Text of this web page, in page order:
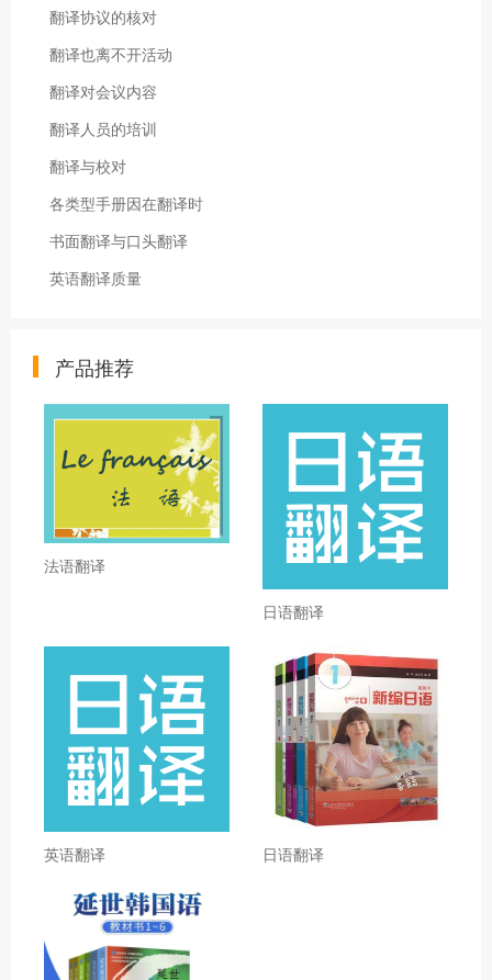
翻译协议的核对
翻译也离不开活动
翻译对会议内容
翻译人员的培训
翻译与校对
各类型手册因在翻译时
书面翻译与口头翻译
英语翻译质量
产品推荐
法语翻译
日语翻译
英语翻译 日语翻译